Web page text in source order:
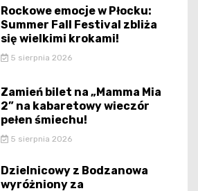
Rockowe emocje w Płocku:
Summer Fall Festival zbliża
się wielkimi krokami!
5 sierpnia 2026
Zamień bilet na „Mamma Mia
2” na kabaretowy wieczór
pełen śmiechu!
5 sierpnia 2026
Dzielnicowy z Bodzanowa
wyróżniony za